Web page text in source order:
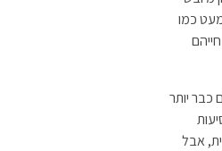
כמו
כבר יותר
אבל